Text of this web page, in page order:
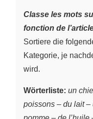
Classe les mots
fonction de
Sortiere die
Kategorie, je
wird.
Wörterliste: un
poissons – du lait–